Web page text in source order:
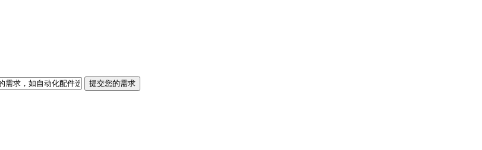
提交您的需求